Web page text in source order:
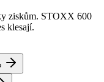
ziskům. STOXX 600
klesají.